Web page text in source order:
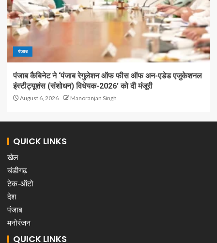
पंजाब
पंजाब कैबिनेट ने ‘पंजाब रेगुलेशन ऑफ फीस ऑफ अन-एडेड एजुकेशनल
इंस्टीट्यूशंस (संशोधन) विधेयक-2026’ को दी मंजूरी
August 6, 2026 Manoranjan Singh
QUICK LINKS
खेल
चंडीगढ़
टेक-ऑटो
देश
पंजाब
मनोरंजन
QUICK LINKS